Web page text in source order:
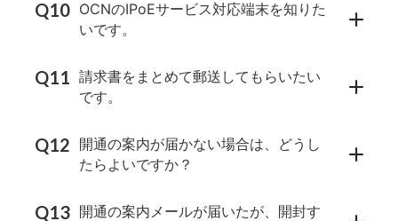
OCNのIPoEサービス対応端末を知りた
いです。
請求書をまとめて郵送してもらいたい
です。
開通の案内が届かない場合は、どうし
たらよいですか？
開通の案内メールが届いたが、開封す